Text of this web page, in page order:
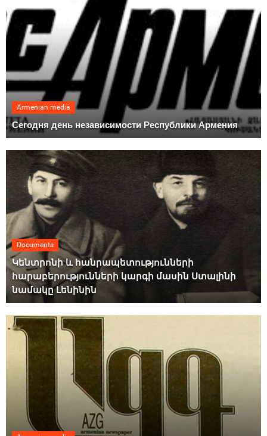
Armenian media
Сегодня день независимости Республики Армения
Documents
Կենտրոնի և հանրապետությունների
հարաբերությունների կարգի մասին Ստալինի
նամակը Լենինին